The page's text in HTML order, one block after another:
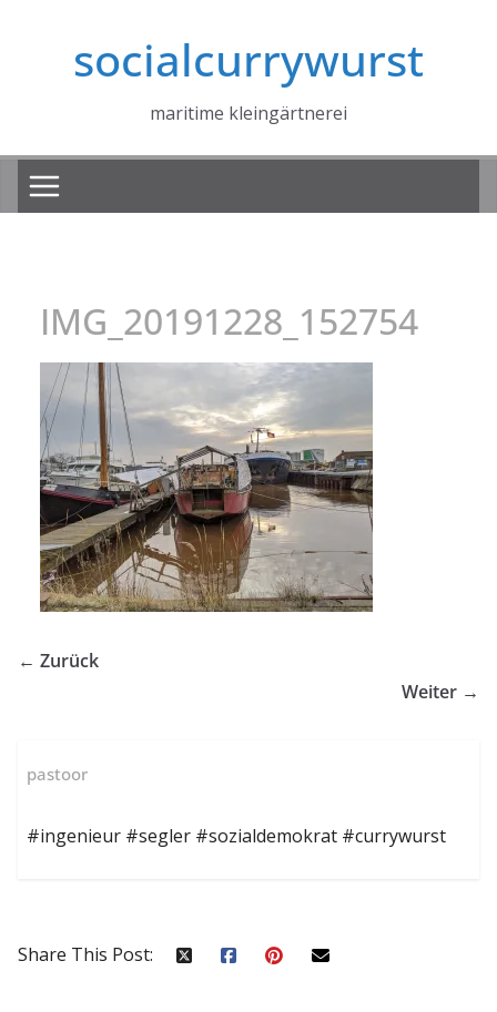
socialcurrywurst
maritime kleingärtnerei
IMG_20191228_152754
← Zurück
Weiter →
pastoor
#ingenieur #segler #sozialdemokrat #currywurst
Share This Post: